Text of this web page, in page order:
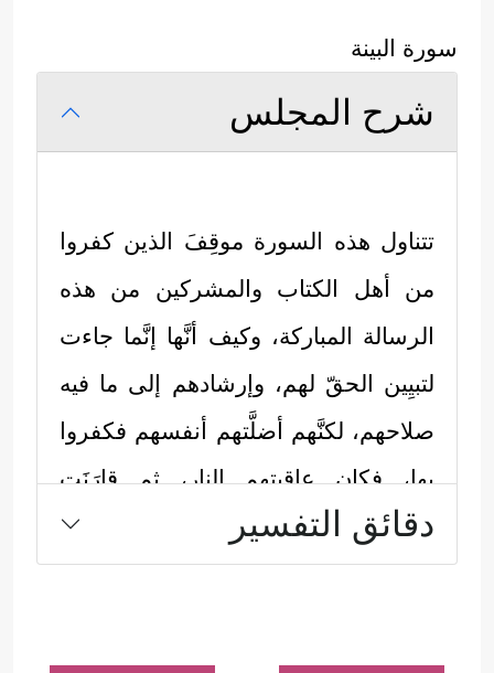
سورة البينة
شرح المجلس
تتناول هذه السورة موقِفَ الذين كفروا
من أهل الكتاب والمشركين من هذه
الرسالة المباركة، وكيف أنَّها إنَّما جاءت
لتبيِين الحقّ لهم، وإرشادهم إلى ما فيه
صلاحهم، لكنَّهم أضلَّتهم أنفسهم فكفروا
بها، فكان عاقبتهم النار، ثم قارَنَت
السورة حالَ هؤلاء الكافرين بحال
المؤمنين الذين استجابوا لله ولرسوله
دقائق التفسير